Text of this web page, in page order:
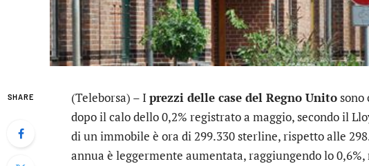
SHARE (Teleborsa) – I prezzi delle case del Regno Unitosono
dopo il calo dello 0,2% registrato a maggio, secondo il
di un immobile è ora di 299.330 sterline, rispetto alle
annua è leggermente aumentata, raggiungendo lo